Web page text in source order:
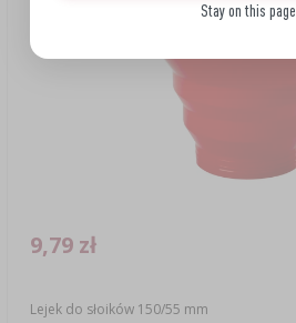
Lejek do słoików 150/55 mm
9,79 zł
Stay on this page